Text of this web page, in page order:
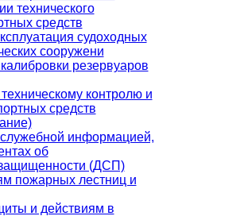
технического
средств
судоходных
сооружени
резервуаров
контролю и
средств
информацией,
об
защищенности (ДСП)
пожарных лестниц и
и действиям в